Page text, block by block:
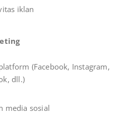
iklan
(Facebook, Instagram,
dll.)
media sosial